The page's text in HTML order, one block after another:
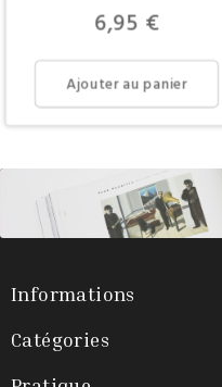
Prix
6,95 €
Ajouter au panier
Informations
Catégories